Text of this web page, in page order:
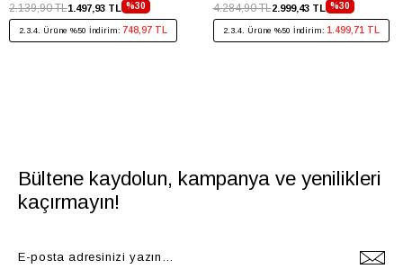
%30
1.497,93 TL
2.139,90 TL
2.3.4. Ürüne %50 İndirim: 748,97 TL
%30
2.999,43 TL
4.284,90 TL
2.3.4. Ürüne %50 İndirim: 1.499,71 TL
Bültene kaydolun, kampanya ve yenilikleri
kaçırmayın!